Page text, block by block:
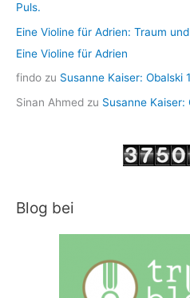
Puls.
Eine Violine für Adrien: Traum
Eine Violine für Adrien
findo zu Susanne Kaiser: Obalski
Sinan Ahmed zu Susanne Kaiser:
Blog bei